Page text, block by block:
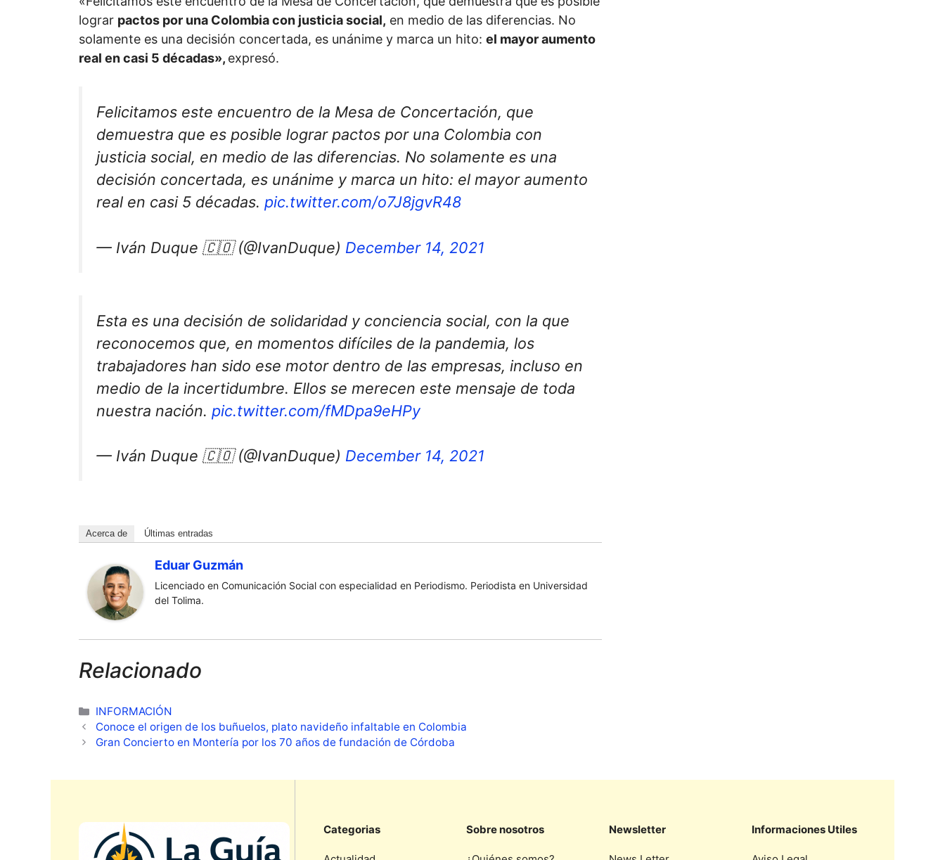
lograr pactos por una Colombia con justicia social, en medio de las diferencias. No
solamente es una decisión concertada, es unánime y marca un hito: el mayor aumento
real en casi 5 décadas», expresó.
Felicitamos este encuentro de la Mesa de Concertación, que
demuestra que es posible lograr pactos por una Colombia con
justicia social, en medio de las diferencias. No solamente es una
decisión concertada, es unánime y marca un hito: el mayor aumento
real en casi 5 décadas. pic.twitter.com/o7J8jgvR48
— Iván Duque 🇨🇴 (@IvanDuque) December 14, 2021
Esta es una decisión de solidaridad y conciencia social, con la que
reconocemos que, en momentos difíciles de la pandemia, los
trabajadores han sido ese motor dentro de las empresas, incluso en
medio de la incertidumbre. Ellos se merecen este mensaje de toda
nuestra nación. pic.twitter.com/fMDpa9eHPy
— Iván Duque 🇨🇴 (@IvanDuque) December 14, 2021
Acerca de Últimas entradas
Eduar Guzmán
Licenciado en Comunicación Social con especialidad en Periodismo. Periodista en Universidad
del Tolima.
Relacionado
Categorías
INFORMACIÓN
Conoce el origen de los buñuelos, plato navideño infaltable en Colombia
Gran Concierto en Montería por los 70 años de fundación de Córdoba
Categorias Sobre nosotros Newsletter Informaciones Utiles